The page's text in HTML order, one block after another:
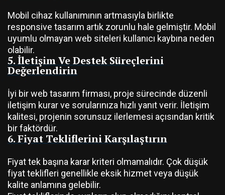
Mobil cihaz kullanımının artmasıyla birlikte
responsive tasarım artık zorunlu hale gelmiştir. Mobil
uyumlu olmayan web siteleri kullanıcı kaybına neden
olabilir.
5. İletişim Ve Destek Süreçlerini
Değerlendirin
İyi bir web tasarım firması, proje sürecinde düzenli
iletişim kurar ve sorularınıza hızlı yanıt verir. İletişim
kalitesi, projenin sorunsuz ilerlemesi açısından kritik
bir faktördür.
6. Fiyat Tekliflerini Karşılaştırın
Fiyat tek başına karar kriteri olmamalıdır. Çok düşük
fiyat teklifleri genellikle eksik hizmet veya düşük
kalite anlamına gelebilir.